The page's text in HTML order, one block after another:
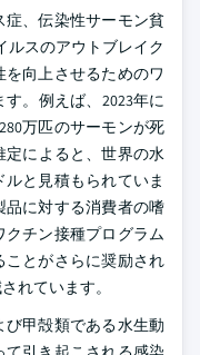
、伝染性サーモン貧
ルスのアウトブレイク
向上させるためのワ
。例えば、2023年に
万匹のサーモンが死
定によると、世界の水
と見積もられていま
に対する消費者の嗜
チン接種プログラム
ことがさらに奨励され
れています。
び甲殻類である水生動